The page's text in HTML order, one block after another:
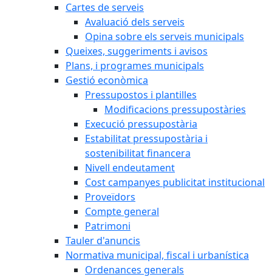
Cartes de serveis
Avaluació dels serveis
Opina sobre els serveis municipals
Queixes, suggeriments i avisos
Plans, i programes municipals
Gestió econòmica
Pressupostos i plantilles
Modificacions pressupostàries
Execució pressupostària
Estabilitat pressupostària i
sostenibilitat financera
Nivell endeutament
Cost campanyes publicitat institucional
Proveïdors
Compte general
Patrimoni
Tauler d'anuncis
Normativa municipal, fiscal i urbanística
Ordenances generals